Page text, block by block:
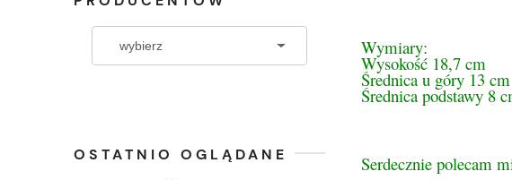
OSTATNIO OGLĄDANE
Wymiary:
Wysokość 18,7 cm
Średnica u góry 13 cm
Średnica podstawy 8
Serdecznie polecam